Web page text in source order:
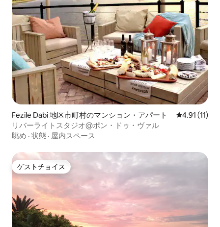
Fezile Dabi 地区市町村のマンション・アパート レビュー11
4.91 (11)
リバーライトスタジオ@ポン・ドゥ・ヴァル
眺め · 状態 · 屋内スペース
ゲストチョイス
ゲストチョイス